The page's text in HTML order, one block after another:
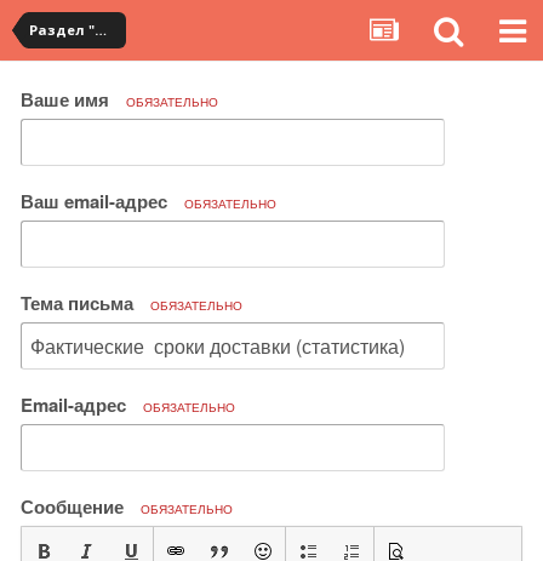
Раздел "Мои посылки" на сервисе YouCanBuy
Ваше имя ОБЯЗАТЕЛЬНО
Ваш email-адрес ОБЯЗАТЕЛЬНО
Тема письма ОБЯЗАТЕЛЬНО
Email-адрес ОБЯЗАТЕЛЬНО
Сообщение ОБЯЗАТЕЛЬНО